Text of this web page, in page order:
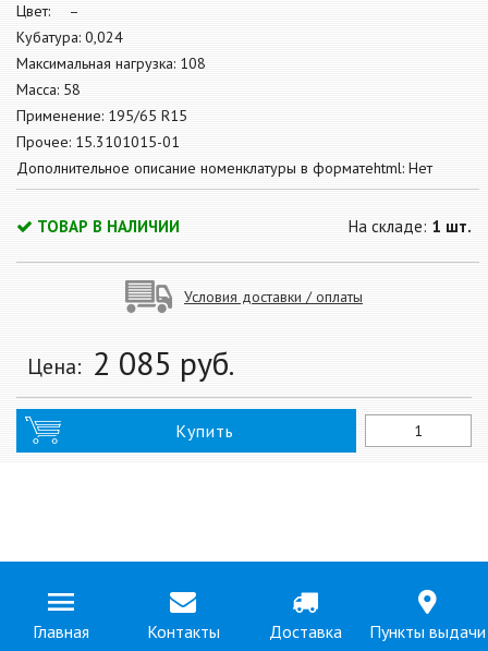
Цвет: –
Кубатура: 0,024
Максимальная нагрузка: 108
Масса: 58
Применение: 195/65 R15
Прочее: 15.3101015-01
Дополнительное описание номенклатуры в форматеhtml: Нет
ТОВАР В НАЛИЧИИ На складе: 1 шт.
Условия доставки / оплаты
Цена: 2 085 руб.
Купить
Главная Контакты Доставка Пункты выдачи